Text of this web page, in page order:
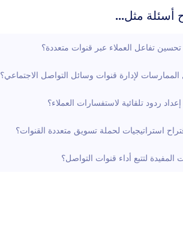
أسئلة مثل...
تفاعل العملاء عبر قنوات متعددة؟
لإدارة قنوات وسائل التواصل الاجتماعي؟
ردود تلقائية لاستفسارات العملاء؟
استراتيجيات لحملة تسويق متعددة القنوات؟
المفيدة لتتبع أداء قنوات التواصل؟